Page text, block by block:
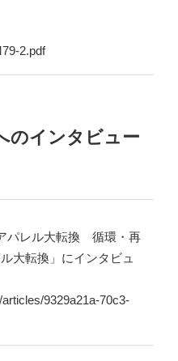
2.pdf
のインタビュー
パレル大転換 循環・再
大転換」にインタビュ
9329a21a-70c3-